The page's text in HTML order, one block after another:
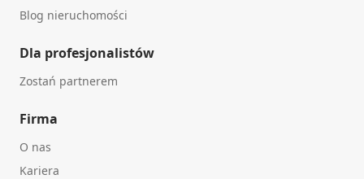
Blog nieruchomości
Dla profesjonalistów
Zostań partnerem
Firma
O nas
Kariera